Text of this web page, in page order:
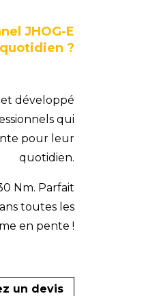
JHOG-E
?
développé
qui
pour leur
quotidien.
Nm. Parfait
toutes les
en pente !
un devis